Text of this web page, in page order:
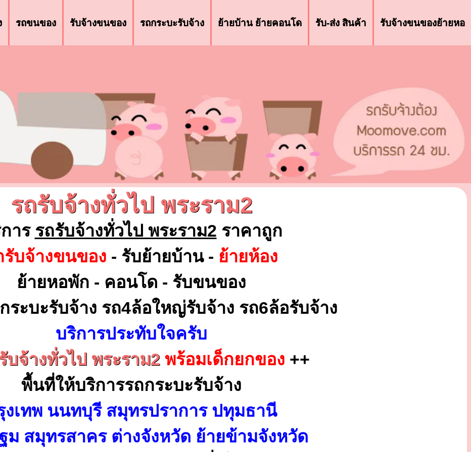
รถขนของ รับจ้างขนของ รถกระบะรับจ้าง ย้ายบ้าน ย้ายคอนโด รับ-ส่ง สินค้า รับจ้างขนของย้ายหอ
รถรับจ้างทั่วไป พระราม2
าร รถรับจ้างทั่วไป พระราม2 ราคาถูก
รับจ้างขนของ - รับย้ายบ้าน - ย้ายห้อง
ย้ายหอพัก - คอนโด - รับขนของ
ระบะรับจ้าง รถ4ล้อใหญ่รับจ้าง รถ6ล้อรับจ้าง
บริการประทับใจครับ
บจ้างทั่วไป พระราม2 พร้อมเด็กยกของ ++
พื้นที่ให้บริการรถกระบะรับจ้าง
งเทพ นนทบุรี สมุทรปราการ ปทุมธานี
ม สมุทรสาคร ต่างจังหวัด ย้ายข้ามจังหวัด